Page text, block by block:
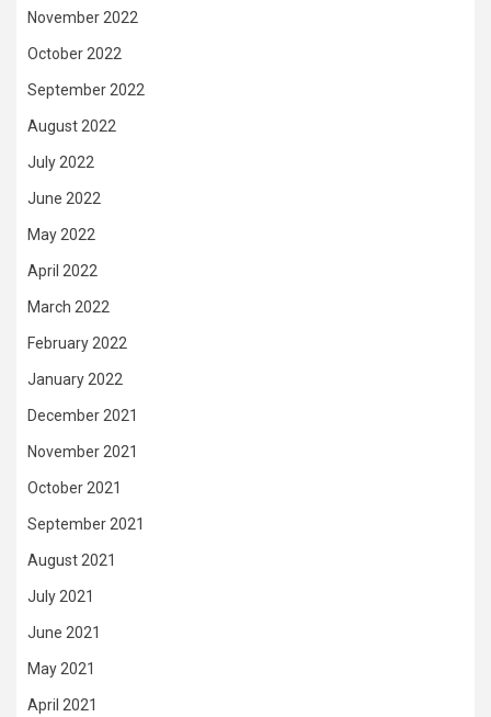
November 2022
October 2022
September 2022
August 2022
July 2022
June 2022
May 2022
April 2022
March 2022
February 2022
January 2022
December 2021
November 2021
October 2021
September 2021
August 2021
July 2021
June 2021
May 2021
April 2021